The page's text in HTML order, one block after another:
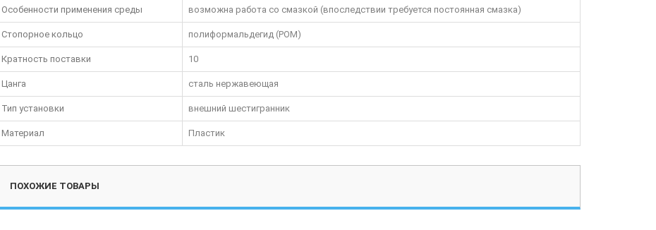
Особенности применения среды возможна работа со смазкой (впоследствии требуется постоянная смазка)
Стопорное кольцо полиформальдегид (POM)
Кратность поставки 10
Цанга сталь нержавеющая
Тип установки внешний шестигранник
Материал Пластик
ПОХОЖИЕ ТОВАРЫ